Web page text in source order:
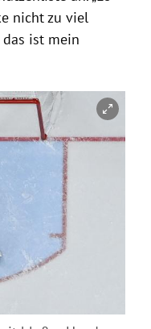
nicht zu viel
ist mein